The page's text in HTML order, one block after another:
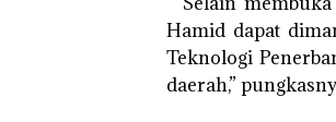
Hamid dapat
Teknologi
daerah,”